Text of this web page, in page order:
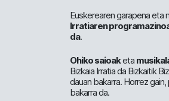
Euskerearen garapena eta
Irratiaren
da.
Ohiko saioaketa
Bizkaia Irratia da Bizkaitik
dauan bakarra. Horrez
bakarra da.